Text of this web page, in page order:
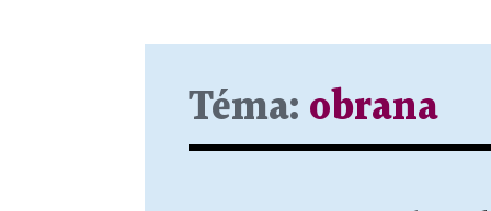
Téma: obrana